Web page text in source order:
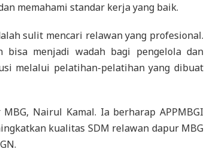
memahami standar kerja yang baik.
sulit mencari relawan yang profesional.
bisa menjadi wadah bagi pengelola dan
melalui pelatihan-pelatihan yang dibuat
Nairul Kamal. Ia berharap APPMBGI
kualitas SDM relawan dapur MBG